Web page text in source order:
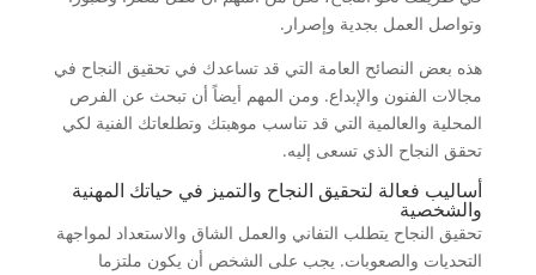
وتواصل العمل بجدية وإصرار.
هذه بعض النصائح العامة التي قد تساعدك في تحقيق النجاح في
مجالات الفنون والإبداع. ومن المهم أيضاً أن تبحث عن الفرص
المحلية والعالمية التي قد تناسب موهبتك وتطلعاتك الفنية لكي
تحقق النجاح الذي تسعى إليه.
أساليب فعالة لتحقيق النجاح والتميز في حياتك المهنية
والشخصية
تحقيق النجاح يتطلب التفاني والعمل الشاق والاستعداد لمواجهة
التحديات والصعوبات. يجب على الشخص أن يكون ملتزما